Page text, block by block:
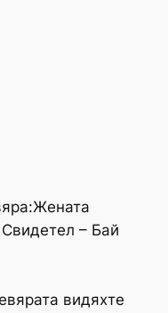
– Бай
видяхте